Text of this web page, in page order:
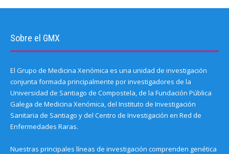
Sobre el GMX
El Grupo de Medicina Xenómica es una unidad de investigación
conjunta formada principalmente por investigadores de la
Universidad de Santiago de Compostela, de la Fundación Pública
Galega de Medicina Xenómica, del Instituto de Investigación
Sanitaria de Santiago y del Centro de Investigación en Red de
Enfermedades Raras.
Nuestras principales líneas de investigación comprenden genética